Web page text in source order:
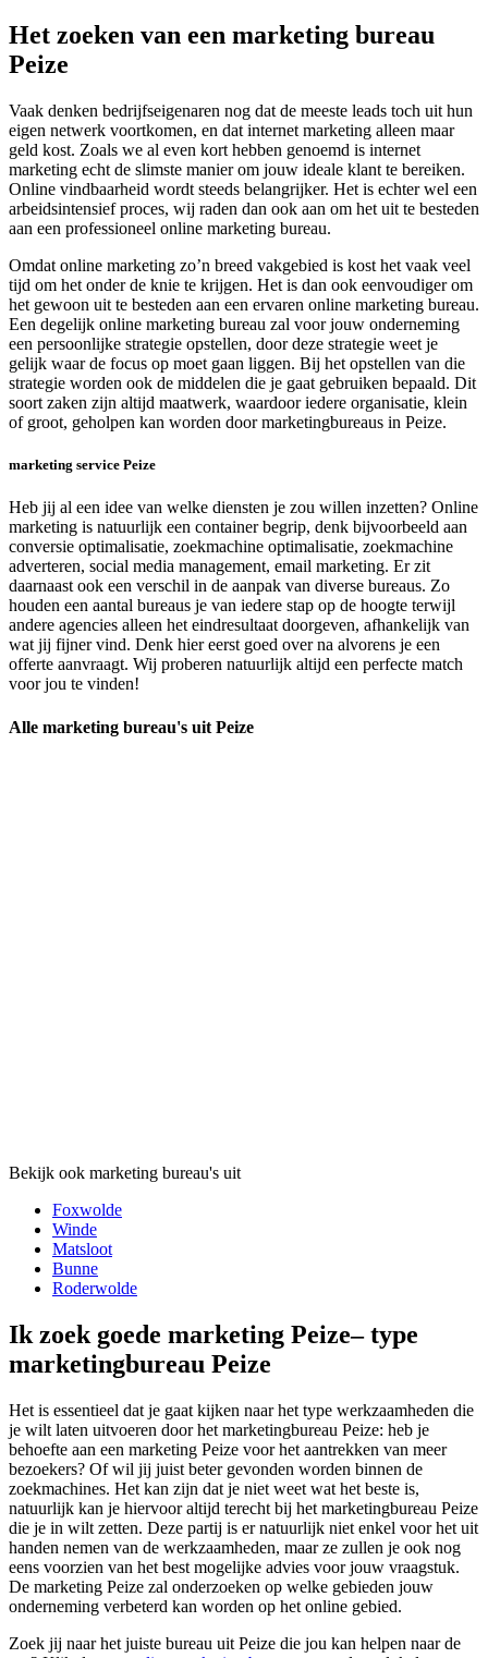
Het zoeken van een marketing bureau
Peize
Vaak denken bedrijfseigenaren nog dat de meeste leads toch uit hun
eigen netwerk voortkomen, en dat internet marketing alleen maar
geld kost. Zoals we al even kort hebben genoemd is internet
marketing echt de slimste manier om jouw ideale klant te bereiken.
Online vindbaarheid wordt steeds belangrijker. Het is echter wel een
arbeidsintensief proces, wij raden dan ook aan om het uit te besteden
aan een professioneel online marketing bureau.
Omdat online marketing zo’n breed vakgebied is kost het vaak veel
tijd om het onder de knie te krijgen. Het is dan ook eenvoudiger om
het gewoon uit te besteden aan een ervaren online marketing bureau.
Een degelijk online marketing bureau zal voor jouw onderneming
een persoonlijke strategie opstellen, door deze strategie weet je
gelijk waar de focus op moet gaan liggen. Bij het opstellen van die
strategie worden ook de middelen die je gaat gebruiken bepaald. Dit
soort zaken zijn altijd maatwerk, waardoor iedere organisatie, klein
of groot, geholpen kan worden door marketingbureaus in Peize.
marketing service Peize
Heb jij al een idee van welke diensten je zou willen inzetten? Online
marketing is natuurlijk een container begrip, denk bijvoorbeeld aan
conversie optimalisatie, zoekmachine optimalisatie, zoekmachine
adverteren, social media management, email marketing. Er zit
daarnaast ook een verschil in de aanpak van diverse bureaus. Zo
houden een aantal bureaus je van iedere stap op de hoogte terwijl
andere agencies alleen het eindresultaat doorgeven, afhankelijk van
wat jij fijner vind. Denk hier eerst goed over na alvorens je een
offerte aanvraagt. Wij proberen natuurlijk altijd een perfecte match
voor jou te vinden!
Alle marketing bureau's uit Peize
Bekijk ook marketing bureau's uit
Foxwolde
Winde
Matsloot
Bunne
Roderwolde
Ik zoek goede marketing Peize– type
marketingbureau Peize
Het is essentieel dat je gaat kijken naar het type werkzaamheden die
je wilt laten uitvoeren door het marketingbureau Peize: heb je
behoefte aan een marketing Peize voor het aantrekken van meer
bezoekers? Of wil jij juist beter gevonden worden binnen de
zoekmachines. Het kan zijn dat je niet weet wat het beste is,
natuurlijk kan je hiervoor altijd terecht bij het marketingbureau Peize
die je in wilt zetten. Deze partij is er natuurlijk niet enkel voor het uit
handen nemen van de werkzaamheden, maar ze zullen je ook nog
eens voorzien van het best mogelijke advies voor jouw vraagstuk.
De marketing Peize zal onderzoeken op welke gebieden jouw
onderneming verbeterd kan worden op het online gebied.
Zoek jij naar het juiste bureau uit Peize die jou kan helpen naar de